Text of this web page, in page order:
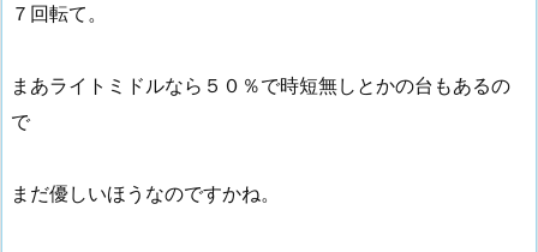
７回転て。
まあライトミドルなら５０％で時短無しとかの台もあるの
で
まだ優しいほうなのですかね。